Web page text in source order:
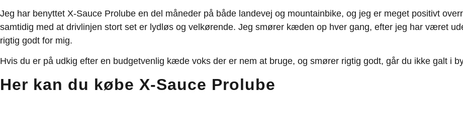
Jeg har benyttet X-Sauce Prolube en del måneder på både landevej og mountainbike, og jeg er meget positivt
samtidig med at drivlinjen stort set er lydløs og velkørende. Jeg smører kæden op hver gang, efter jeg har været
rigtig godt for mig.
Hvis du er på udkig efter en budgetvenlig kæde voks der er nem at bruge, og smører rigtig godt, går du ikke galt i
Her kan du købe X-Sauce Prolube